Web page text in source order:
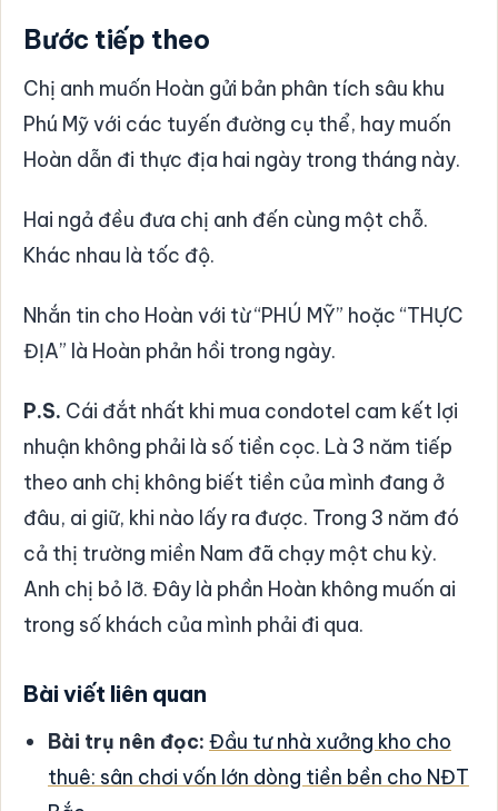
Bước tiếp theo
Chị anh muốn Hoàn gửi bản phân tích sâu khu
Phú Mỹ với các tuyến đường cụ thể, hay muốn
Hoàn dẫn đi thực địa hai ngày trong tháng này.
Hai ngả đều đưa chị anh đến cùng một chỗ.
Khác nhau là tốc độ.
Nhắn tin cho Hoàn với từ “PHÚ MỸ” hoặc “THỰC
ĐỊA” là Hoàn phản hồi trong ngày.
P.S. Cái đắt nhất khi mua condotel cam kết lợi
nhuận không phải là số tiền cọc. Là 3 năm tiếp
theo anh chị không biết tiền của mình đang ở
đâu, ai giữ, khi nào lấy ra được. Trong 3 năm đó
cả thị trường miền Nam đã chạy một chu kỳ.
Anh chị bỏ lỡ. Đây là phần Hoàn không muốn ai
trong số khách của mình phải đi qua.
Bài viết liên quan
Bài trụ nên đọc: Đầu tư nhà xưởng kho cho
thuê: sân chơi vốn lớn dòng tiền bền cho NĐT